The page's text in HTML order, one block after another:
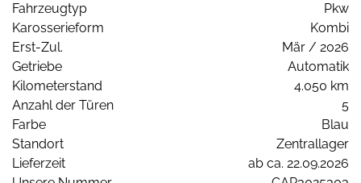
Fahrzeugtyp
Pkw
Karosserieform
Kombi
Erst-Zul.
Mär / 2026
Getriebe
Automatik
Kilometerstand
4.050 km
Anzahl der Türen
5
Farbe
Blau
Standort
Zentrallager
Lieferzeit
ab ca. 22.09.2026